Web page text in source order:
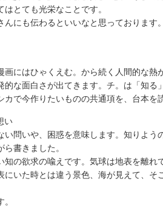
とても光栄なことです。
にも伝わるといいなと思っております。
画にはひゃくえむ。から続く人間的な熱
な面白さが出てきます。チ。は「知る
で今作りたいものの共通項を、台本を
い
問いや、困惑を意味します。知りよう
書きました。
知の欲求の喩えです。気球は地表を離れ
にいた時とは違う景色、海が見えて、そ